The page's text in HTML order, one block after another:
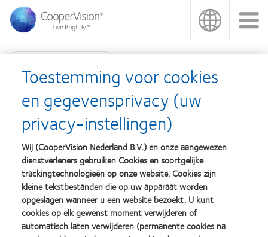
Overslaan
naar
de
inhoud
OptiExpert™
Learn
more
about
Silmo
d’Or
best
product
award
Learn
more
about
Contact
Lens
Product
of
the
Learn
more
about
2012
&
2010
Best
Companies
Learn
more
about
2011
Best
Factory
Awards
(2011)
Learn
more
about
ODMA
2011
(2011)
Learn
more
about
2012
REBRAND
100®
Global
Award
Practitioner Home
Contact
Servicevoorwaarden
Privacybeleid
Site voor consumenten
Toestemmingsvoorkeuren
Toestemming voor cookies
en gegevensprivacy (uw
privacy-instellingen)
Wij (CooperVision Nederland B.V.) en onze aangewezen
dienstverleners gebruiken Cookies en soortgelijke
trackingtechnologieën op onze website. Cookies zijn
kleine tekstbestanden die op uw apparaat worden
opgeslagen wanneer u een website bezoekt. U kunt
cookies op elk gewenst moment verwijderen of
automatisch laten verwijderen (permanente cookies na